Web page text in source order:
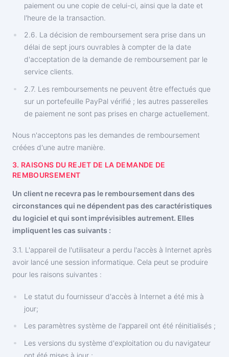
paiement ou une copie de celui-ci, ainsi que la date et
l'heure de la transaction.
2.6. La décision de remboursement sera prise dans un
délai de sept jours ouvrables à compter de la date
d'acceptation de la demande de remboursement par le
service clients.
2.7. Les remboursements ne peuvent être effectués que
sur un portefeuille PayPal vérifié ; les autres passerelles
de paiement ne sont pas prises en charge actuellement.
Nous n'acceptons pas les demandes de remboursement
créées d'une autre manière.
3. RAISONS DU REJET DE LA DEMANDE DE
REMBOURSEMENT
Un client ne recevra pas le remboursement dans des
circonstances qui ne dépendent pas des caractéristiques
du logiciel et qui sont imprévisibles autrement. Elles
impliquent les cas suivants :
3.1. L'appareil de l'utilisateur a perdu l'accès à Internet après
avoir lancé une session informatique. Cela peut se produire
pour les raisons suivantes :
Le statut du fournisseur d'accès à Internet a été mis à
jour;
Les paramètres système de l'appareil ont été réinitialisés ;
Les versions du système d'exploitation ou du navigateur
ont été mises à jour ;